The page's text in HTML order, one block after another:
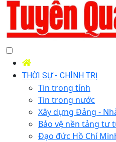
THỜI SỰ - CHÍNH TRỊ
Tin trong tỉnh
Tin trong nước
Xây dựng Đảng -
Bảo vệ nền tảng tư
Đạo đức Hồ Chí